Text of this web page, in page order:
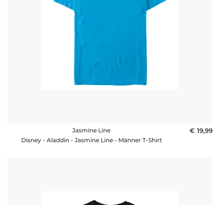
Jasmine Line
Disney - Aladdin - Jasmine Line - Männer T-Shirt
€ 19,99